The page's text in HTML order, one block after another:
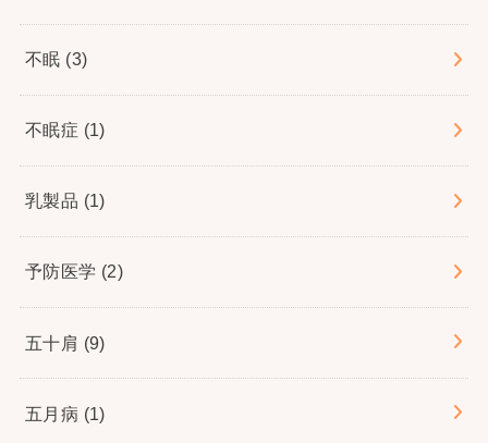
不眠 (3)
不眠症 (1)
乳製品 (1)
予防医学 (2)
五十肩 (9)
五月病 (1)